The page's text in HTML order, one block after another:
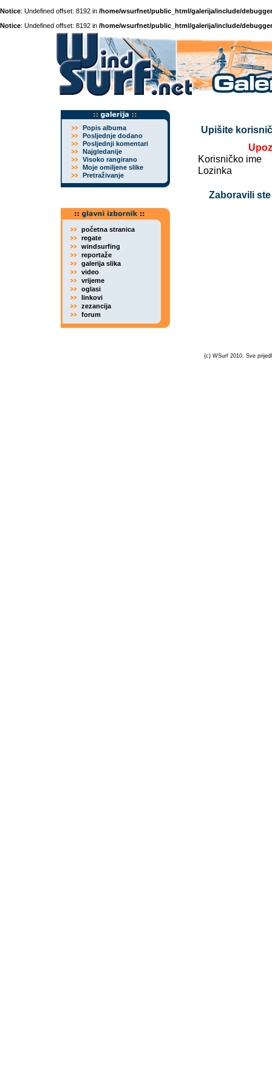
Notice: Undefined offset: 8192 in /home/wsurfnet/public_html/galerija/include/
Notice: Undefined offset: 8192 in /home/wsurfnet/public_html/galerija/include/
Popis albuma
Posljednje dodano
Posljednji komentari
Najgledanije
Visoko rangirano
Moje omiljene slike
Pretraživanje
početna stranica
regate
windsurfing
reportaže
galerija slika
video
vrijeme
oglasi
linkovi
zezancija
forum
Upišite
Korisničko ime
Lozinka
Zaboravili
(c) WSurf 2010. Sve